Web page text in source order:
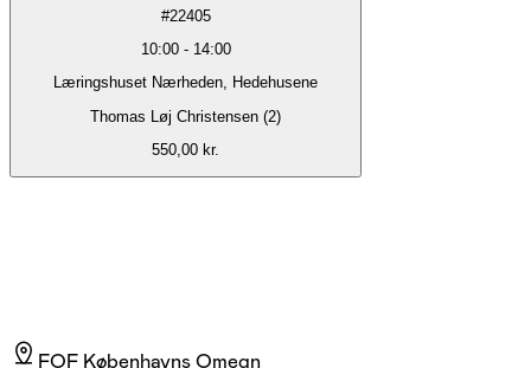
#22405
10:00- 14:00
Læringshuset Nærheden, Hedehusene
Thomas Løj Christensen (2)
550,00 kr.
FOF Københavns Omegn